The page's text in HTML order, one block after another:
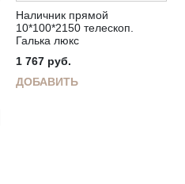
Наличник прямой
10*100*2150 телескоп.
Галька люкс
1 767 руб.
ДОБАВИТЬ